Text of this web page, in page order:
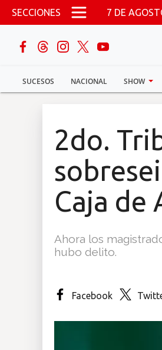
Pasar al contenido principal
SECCIONES 7 DE
SUCESOS NACIONAL SHOW
buscar
Sucesos
Multimedia
2do.
Caja de
Ahora los
hubo delito.
Facebook